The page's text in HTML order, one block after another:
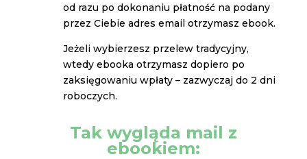
od razu po dokonaniu płatność na podany
przez Ciebie adres email otrzymasz ebook.
Jeżeli wybierzesz przelew tradycyjny,
wtedy ebooka otrzymasz dopiero po
zaksięgowaniu wpłaty – zazwyczaj do 2 dni
roboczych.
Tak wygląda mail z
ebookiem: